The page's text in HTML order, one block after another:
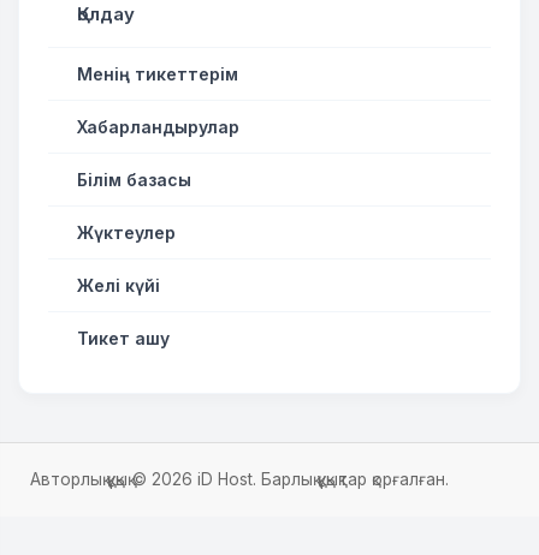
Қолдау
Менің тикеттерім
Хабарландырулар
Білім базасы
Жүктеулер
Желі күйі
Тикет ашу
Авторлық құқық © 2026 iD Host. Барлық құқықтар қорғалған.